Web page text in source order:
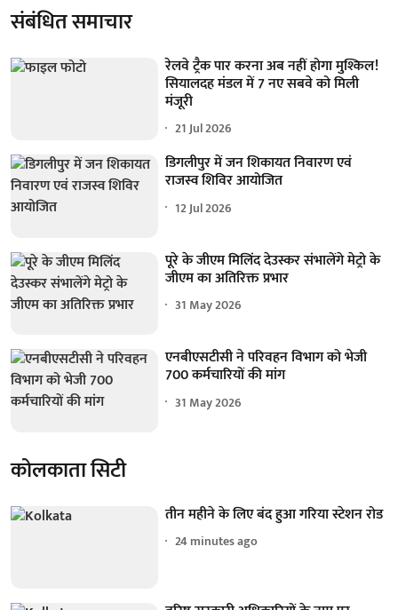
संबंधित समाचार
रेलवे ट्रैक पार करना अब नहीं होगा मुश्किल!
सियालदह मंडल में 7 नए सबवे को मिली
मंजूरी
21 Jul 2026
डिगलीपुर में जन शिकायत निवारण एवं
राजस्व शिविर आयोजित
12 Jul 2026
पूरे के जीएम मिलिंद देउस्कर संभालेंगे मेट्रो के
जीएम का अतिरिक्त प्रभार
31 May 2026
एनबीएसटीसी ने परिवहन विभाग को भेजी
700 कर्मचारियों की मांग
31 May 2026
कोलकाता सिटी
तीन महीने के लिए बंद हुआ गरिया स्टेशन रोड
24 minutes ago